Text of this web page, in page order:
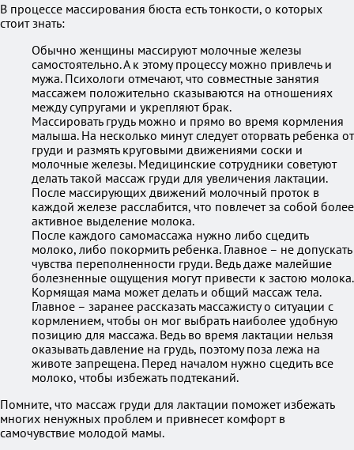
В процессе массирования бюста есть тонкости, о которых
стоит знать:
Обычно женщины массируют молочные железы
самостоятельно. А к этому процессу можно привлечь и
мужа. Психологи отмечают, что совместные занятия
массажем положительно сказываются на отношениях
между супругами и укрепляют брак.
Массировать грудь можно и прямо во время кормления
малыша. На несколько минут следует оторвать ребенка от
груди и размять круговыми движениями соски и
молочные железы. Медицинские сотрудники советуют
делать такой массаж груди для увеличения лактации.
После массирующих движений молочный проток в
каждой железе расслабится, что повлечет за собой более
активное выделение молока.
После каждого самомассажа нужно либо сцедить
молоко, либо покормить ребенка. Главное – не допускать
чувства переполненности груди. Ведь даже малейшие
болезненные ощущения могут привести к застою молока.
Кормящая мама может делать и общий массаж тела.
Главное – заранее рассказать массажисту о ситуации с
кормлением, чтобы он мог выбрать наиболее удобную
позицию для массажа. Ведь во время лактации нельзя
оказывать давление на грудь, поэтому поза лежа на
животе запрещена. Перед началом нужно сцедить все
молоко, чтобы избежать подтеканий.
Помните, что массаж груди для лактации поможет избежать
многих ненужных проблем и привнесет комфорт в
самочувствие молодой мамы.